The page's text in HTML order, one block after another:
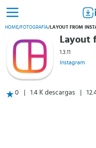
HOME/FOTOGRAFÍA/ LAYOUT FROM
Layout
1.3.11
Instagram
0 1.4 K descargas